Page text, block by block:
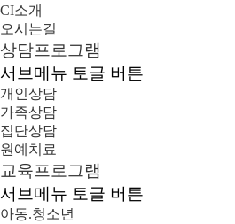
CI소개
오시는길
상담프로그램
서브메뉴 토글 버튼
개인상담
가족상담
집단상담
원예치료
교육프로그램
서브메뉴 토글 버튼
아동.청소년